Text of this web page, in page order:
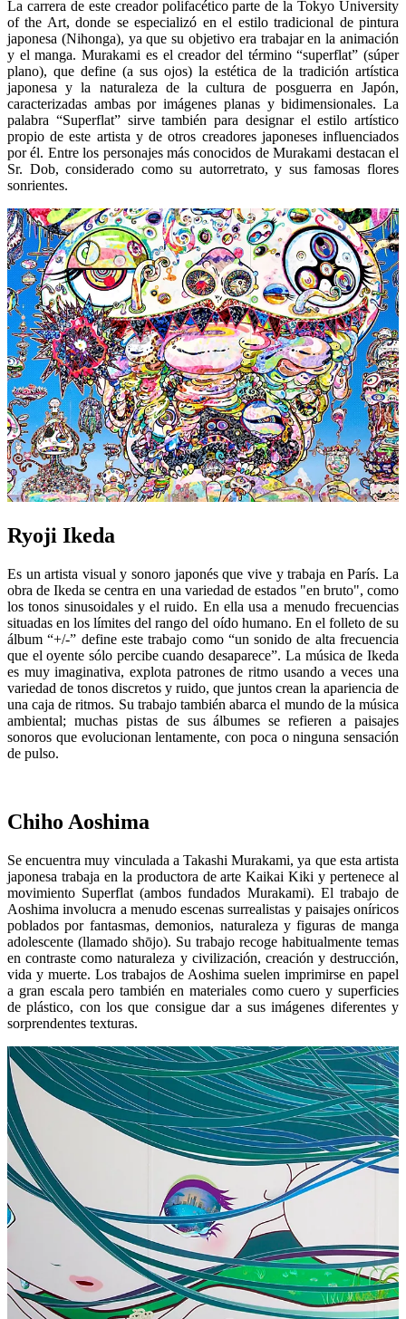
La carrera de este creador polifacético parte de la Tokyo University
of the Art, donde se especializó en el estilo tradicional de pintura
japonesa (Nihonga), ya que su objetivo era trabajar en la animación
y el manga. Murakami es el creador del término “superflat” (súper
plano), que define (a sus ojos) la estética de la tradición artística
japonesa y la naturaleza de la cultura de posguerra en Japón,
caracterizadas ambas por imágenes planas y bidimensionales. La
palabra “Superflat” sirve también para designar el estilo artístico
propio de este artista y de otros creadores japoneses influenciados
por él. Entre los personajes más conocidos de Murakami destacan el
Sr. Dob, considerado como su autorretrato, y sus famosas flores
sonrientes.
Ryoji Ikeda
Es un artista visual y sonoro japonés que vive y trabaja en París. La
obra de Ikeda se centra en una variedad de estados "en bruto", como
los tonos sinusoidales y el ruido. En ella usa a menudo frecuencias
situadas en los límites del rango del oído humano. En el folleto de su
álbum “+/-” define este trabajo como “un sonido de alta frecuencia
que el oyente sólo percibe cuando desaparece”. La música de Ikeda
es muy imaginativa, explota patrones de ritmo usando a veces una
variedad de tonos discretos y ruido, que juntos crean la apariencia de
una caja de ritmos. Su trabajo también abarca el mundo de la música
ambiental; muchas pistas de sus álbumes se refieren a paisajes
sonoros que evolucionan lentamente, con poca o ninguna sensación
de pulso.
Chiho Aoshima
Se encuentra muy vinculada a Takashi Murakami, ya que esta artista
japonesa trabaja en la productora de arte Kaikai Kiki y pertenece al
movimiento Superflat (ambos fundados Murakami). El trabajo de
Aoshima involucra a menudo escenas surrealistas y paisajes oníricos
poblados por fantasmas, demonios, naturaleza y figuras de manga
adolescente (llamado shōjo). Su trabajo recoge habitualmente temas
en contraste como naturaleza y civilización, creación y destrucción,
vida y muerte. Los trabajos de Aoshima suelen imprimirse en papel
a gran escala pero también en materiales como cuero y superficies
de plástico, con los que consigue dar a sus imágenes diferentes y
sorprendentes texturas.